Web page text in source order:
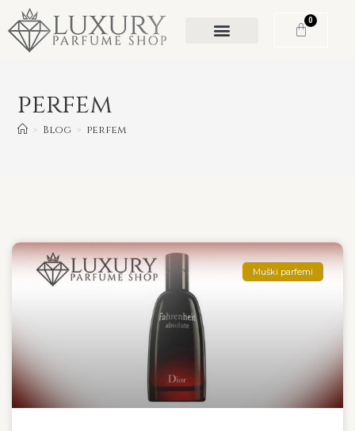
0
perfem
> Blog > perfem
Muški parfemi